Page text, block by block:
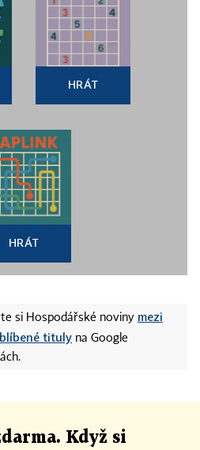
HRÁT
HRÁT
si Hospodářské noviny mezi
tituly na Google
Když si